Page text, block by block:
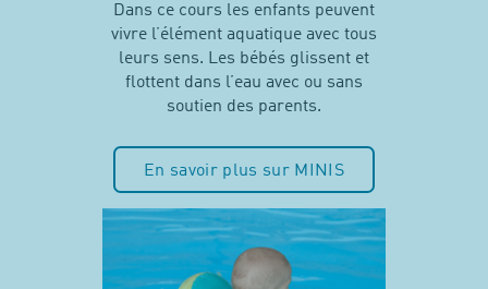
Dans ce cours les enfants peuvent
vivre l’élément aquatique avec tous
leurs sens. Les bébés glissent et
flottent dans l’eau avec ou sans
soutien des parents.
En savoir plus sur MINIS